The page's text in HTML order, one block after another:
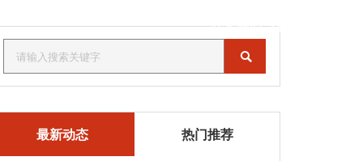
联系我们 MENU
最新动态 热门推荐